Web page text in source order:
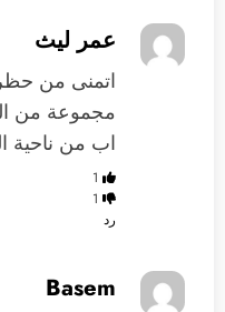
عمر ليث
اتمنى من
مجموعة من
اب من ناحية
1
1
رد
Basem